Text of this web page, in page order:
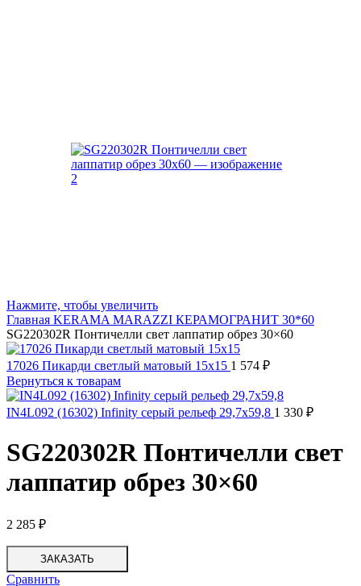
Нажмите, чтобы увеличить
Главная KERAMA MARAZZI КЕРАМОГРАНИТ 30*60
SG220302R Понтичелли свет лаппатир обрез 30×60
17026 Пикарди светлый матовый 15х15 1 574 ₽
Вернуться к товарам
IN4L092 (16302) Infinity серый рельеф 29,7x59,8 1 330 ₽
SG220302R Понтичелли свет
лаппатир обрез 30×60
2 285 ₽
ЗАКАЗАТЬ
Сравнить